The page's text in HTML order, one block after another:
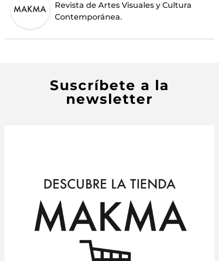
Revista de Artes Visuales y Cultura
Contemporánea.
Suscríbete a la
newsletter